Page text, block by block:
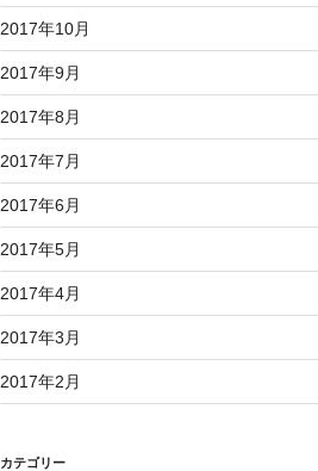
2017年10月
2017年9月
2017年8月
2017年7月
2017年6月
2017年5月
2017年4月
2017年3月
2017年2月
カテゴリー